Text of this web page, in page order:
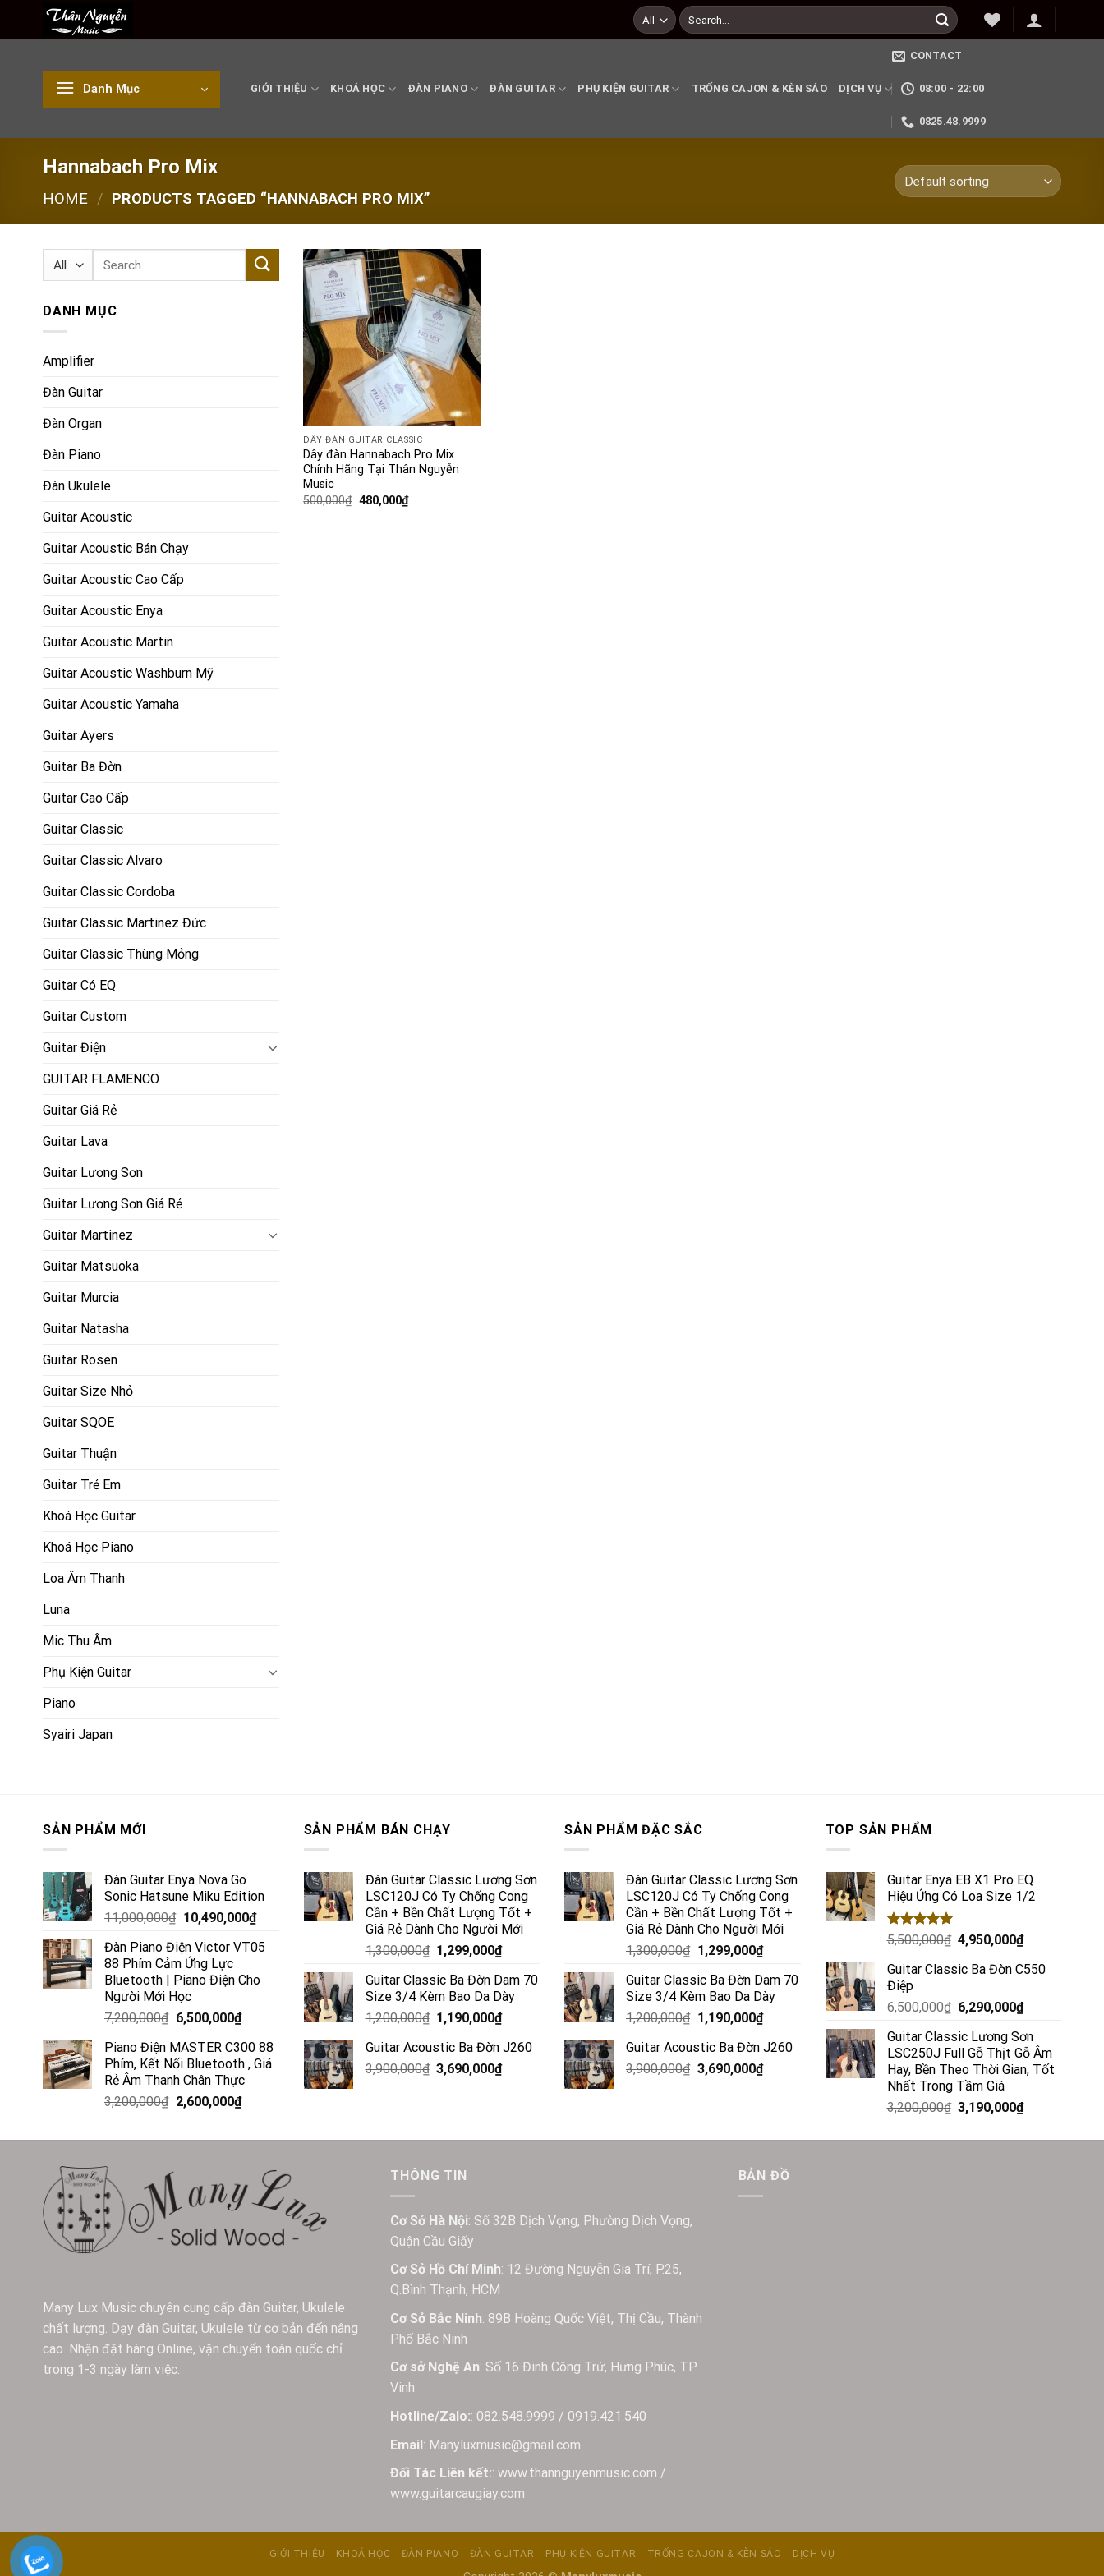
Search
for:
Danh Mục GIỚI THIỆU KHOÁ HỌC ĐÀN PIANO ĐÀN GUITAR PHỤ KIỆN GUITAR TRỐNG CAJON & KÈN SÁO DỊCH VỤ
CONTACT
08:00 - 22:00
0825.48.9999
Hannabach Pro Mix
HOME / PRODUCTS TAGGED “HANNABACH PRO MIX”
Search
DANH MỤC
Amplifier
Đàn Guitar
Đàn Organ
Đàn Piano
Đàn Ukulele
Guitar Acoustic
Guitar Acoustic Bán Chạy
Guitar Acoustic Cao Cấp
Guitar Acoustic Enya
Guitar Acoustic Martin
Guitar Acoustic Washburn Mỹ
Guitar Acoustic Yamaha
Guitar Ayers
Guitar Ba Đờn
Guitar Cao Cấp
Guitar Classic
Guitar Classic Alvaro
Guitar Classic Cordoba
Guitar Classic Martinez Đức
Guitar Classic Thùng Mỏng
Guitar Có EQ
Guitar Custom
Guitar Điện
GUITAR FLAMENCO
Guitar Giá Rẻ
Guitar Lava
Guitar Lương Sơn
Guitar Lương Sơn Giá Rẻ
Guitar Martinez
Guitar Matsuoka
Guitar Murcia
Guitar Natasha
Guitar Rosen
Guitar Size Nhỏ
Guitar SQOE
Guitar Thuận
Guitar Trẻ Em
Khoá Học Guitar
Khoá Học Piano
Loa Âm Thanh
Luna
Mic Thu Âm
Phụ Kiện Guitar
Piano
Syairi Japan
Add to
wishlist
DÂY ĐÀN GUITAR CLASSIC
Dây đàn Hannabach Pro Mix
Chính Hãng Tại Thân Nguyễn
Music
500,000₫ 480,000₫
SẢN PHẨM MỚI
Đàn Guitar Enya Nova Go
Sonic Hatsune Miku Edition
11,000,000₫ 10,490,000₫
Đàn Piano Điện Victor VT05
88 Phím Cảm Ứng Lực
Bluetooth | Piano Điện Cho
Người Mới Học
7,200,000₫ 6,500,000₫
Piano Điện MASTER C300 88
Phím, Kết Nối Bluetooth , Giá
Rẻ Âm Thanh Chân Thực
3,200,000₫ 2,600,000₫
SẢN PHẨM BÁN CHẠY
Đàn Guitar Classic Lương Sơn
LSC120J Có Ty Chống Cong
Cần + Bền Chất Lượng Tốt +
Giá Rẻ Dành Cho Người Mới
1,300,000₫ 1,299,000₫
Guitar Classic Ba Đờn Dam 70
Size 3/4 Kèm Bao Da Dày
1,200,000₫ 1,190,000₫
Guitar Acoustic Ba Đờn J260
3,900,000₫ 3,690,000₫
SẢN PHẨM ĐẶC SẮC
Đàn Guitar Classic Lương Sơn
LSC120J Có Ty Chống Cong
Cần + Bền Chất Lượng Tốt +
Giá Rẻ Dành Cho Người Mới
1,300,000₫ 1,299,000₫
Guitar Classic Ba Đờn Dam 70
Size 3/4 Kèm Bao Da Dày
1,200,000₫ 1,190,000₫
Guitar Acoustic Ba Đờn J260
3,900,000₫ 3,690,000₫
TOP SẢN PHẨM
Guitar Enya EB X1 Pro EQ
Hiệu Ứng Có Loa Size 1/2
Rated5.00
5,500,000₫ 4,950,000₫
Guitar Classic Ba Đờn C550
Điệp
6,500,000₫ 6,290,000₫
Guitar Classic Lương Sơn
LSC250J Full Gỗ Thịt Gỗ Âm
Hay, Bền Theo Thời Gian, Tốt
Nhất Trong Tầm Giá
3,200,000₫ 3,190,000₫
Many Lux Music chuyên cung cấp đàn Guitar, Ukulele
chất lượng. Dạy đàn Guitar, Ukulele từ cơ bản đến nâng
cao. Nhận đặt hàng Online, vận chuyển toàn quốc chỉ
trong 1-3 ngày làm việc.
THÔNG TIN
Cơ Sở Hà Nội: Số 32B Dịch Vọng, Phường Dịch Vọng,
Quận Cầu Giấy
Cơ Sở Hồ Chí Minh: 12 Đường Nguyễn Gia Trí, P.25,
Q.Bình Thạnh, HCM
Cơ Sở Bắc Ninh: 89B Hoàng Quốc Việt, Thị Cầu, Thành
Phố Bắc Ninh
Cơ sở Nghệ An: Số 16 Đinh Công Trứ, Hưng Phúc, TP
Vinh
Hotline/Zalo:: 082.548.9999 / 0919.421.540
Email: Manyluxmusic@gmail.com
Đối Tác Liên kết:: www.thannguyenmusic.com /
www.guitarcaugiay.com
BẢN ĐỒ
GIỚI THIỆU KHOÁ HỌC ĐÀN PIANO ĐÀN GUITAR PHỤ KIỆN GUITAR TRỐNG CAJON & KÈN SÁO DỊCH VỤ